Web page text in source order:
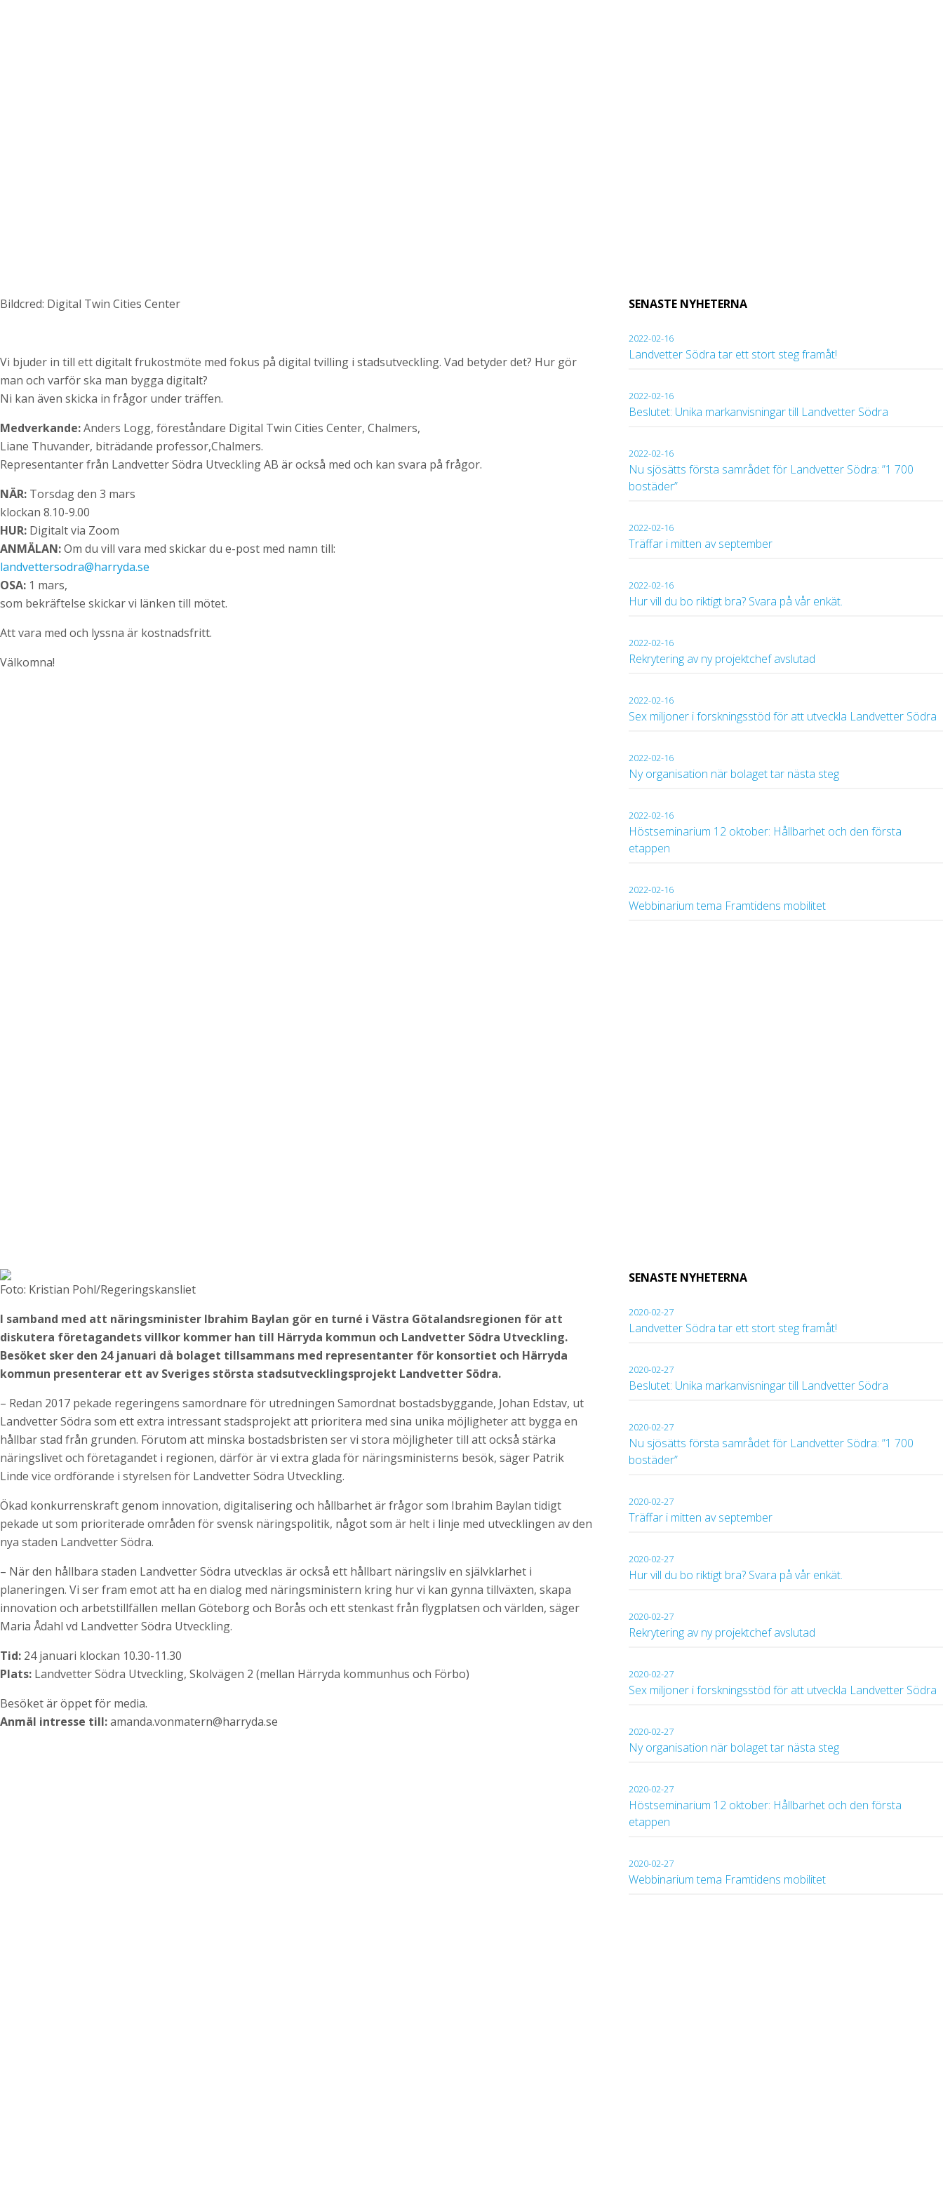
Bildcred: Digital Twin Cities Center
Vi bjuder in till ett digitalt frukostmöte med fokus på digital tvilling i stadsutveckling. Vad betyder det? Hur gör
man och varför ska man bygga digitalt?
Ni kan även skicka in frågor under träffen.
Medverkande:Anders Logg, föreståndare Digital Twin Cities Center, Chalmers,
Liane Thuvander, biträdande professor,Chalmers.
Representanter från Landvetter Södra Utveckling AB är också med och kan svara på frågor.
NÄR: Torsdag den 3 mars
klockan 8.10-9.00
HUR: Digitalt via Zoom
ANMÄLAN:Om du vill vara med skickar du e-post med namn till:
landvettersodra@harryda.se
OSA: 1 mars,
som bekräftelse skickar vi länken till mötet.
Att vara med och lyssna är kostnadsfritt.
Välkomna!
SENASTE NYHETERNA
2022-02-16
Landvetter Södra tar ett stort steg framåt!
2022-02-16
Beslutet: Unika markanvisningar till Landvetter Södra
2022-02-16
Nu sjösätts första samrådet för Landvetter Södra: ”1 700
bostäder”
2022-02-16
Träffar i mitten av september
2022-02-16
Hur vill du bo riktigt bra? Svara på vår enkät.
2022-02-16
Rekrytering av ny projektchef avslutad
2022-02-16
Sex miljoner i forskningsstöd för att utveckla Landvetter Södra
2022-02-16
Ny organisation när bolaget tar nästa steg
2022-02-16
Höstseminarium 12 oktober: Hållbarhet och den första
etappen
2022-02-16
Webbinarium tema Framtidens mobilitet
Foto: Kristian Pohl/Regeringskansliet
I samband med att näringsminister Ibrahim Baylan gör en turné i Västra Götalandsregionen för att
diskutera företagandets villkor kommer han till Härryda kommun och Landvetter Södra Utveckling.
Besöket sker den 24 januari då bolaget tillsammans med representanter för konsortiet och Härryda
kommun presenterar ett av Sveriges största stadsutvecklingsprojekt Landvetter Södra.
– Redan 2017 pekade regeringens samordnare för utredningen Samordnat bostadsbyggande, Johan Edstav, ut
Landvetter Södra som ett extra intressant stadsprojekt att prioritera med sina unika möjligheter att bygga en
hållbar stad från grunden. Förutom att minska bostadsbristen ser vi stora möjligheter till att också stärka
näringslivet och företagandet i regionen, därför är vi extra glada för näringsministerns besök, säger Patrik
Linde vice ordförande i styrelsen för Landvetter Södra Utveckling.
Ökad konkurrenskraft genom innovation, digitalisering och hållbarhet är frågor som Ibrahim Baylan tidigt
pekade ut som prioriterade områden för svensk näringspolitik, något som är helt i linje med utvecklingen av den
nya staden Landvetter Södra.
– När den hållbara staden Landvetter Södra utvecklas är också ett hållbart näringsliv en självklarhet i
planeringen. Vi ser fram emot att ha en dialog med näringsministern kring hur vi kan gynna tillväxten, skapa
innovation och arbetstillfällen mellan Göteborg och Borås och ett stenkast från flygplatsen och världen, säger
Maria Ådahl vd Landvetter Södra Utveckling.
Tid: 24 januari klockan 10.30-11.30
Plats: Landvetter Södra Utveckling, Skolvägen 2 (mellan Härryda kommunhus och Förbo)
Besöket är öppet för media.
Anmäl intresse till:amanda.vonmatern@harryda.se
SENASTE NYHETERNA
2020-02-27
Landvetter Södra tar ett stort steg framåt!
2020-02-27
Beslutet: Unika markanvisningar till Landvetter Södra
2020-02-27
Nu sjösätts första samrådet för Landvetter Södra: ”1 700
bostäder”
2020-02-27
Träffar i mitten av september
2020-02-27
Hur vill du bo riktigt bra? Svara på vår enkät.
2020-02-27
Rekrytering av ny projektchef avslutad
2020-02-27
Sex miljoner i forskningsstöd för att utveckla Landvetter Södra
2020-02-27
Ny organisation när bolaget tar nästa steg
2020-02-27
Höstseminarium 12 oktober: Hållbarhet och den första
etappen
2020-02-27
Webbinarium tema Framtidens mobilitet